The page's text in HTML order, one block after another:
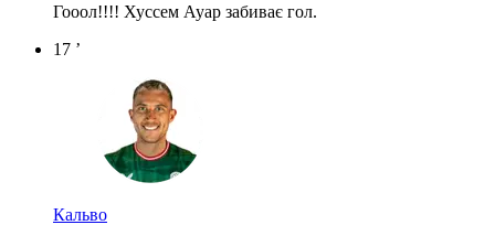
Гооол!!!! Хуссем Ауар забиває гол.
17 ’
Кальво